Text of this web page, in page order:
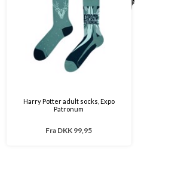
Harry Potter adult socks, Expo
Patronum
Fra DKK 99,95